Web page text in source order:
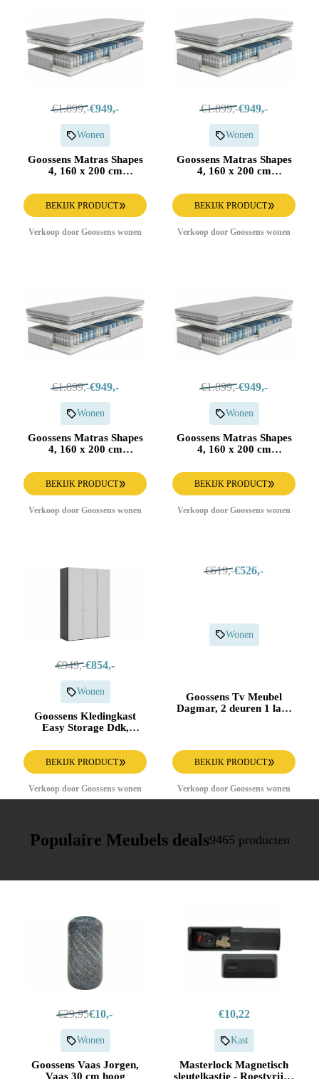
€1.899,-€949,-
Wonen
Goossens Matras Shapes
4, 160 x 200 cm
BEKIJK PRODUCT
Verkoop door Goossens wonen
€1.899,-€949,-
Wonen
Goossens Matras Shapes
4, 160 x 200 cm
BEKIJK PRODUCT
Verkoop door Goossens wonen
€1.899,-€949,-
Wonen
Goossens Matras Shapes
4, 160 x 200 cm
BEKIJK PRODUCT
Verkoop door Goossens wonen
€1.899,-€949,-
Wonen
Goossens Matras Shapes
4, 160 x 200 cm
BEKIJK PRODUCT
Verkoop door Goossens wonen
€949,-€854,-
Wonen
Goossens Kledingkast
Easy Storage Ddk,
breed, 220 cm hoog, 3x
glas draaideur
BEKIJK PRODUCT
Verkoop door Goossens wonen
€619,-€526,-
Wonen
Goossens Tv Meubel
Dagmar, 2 deuren 1 lade
BEKIJK PRODUCT
Verkoop door Goossens wonen
Populaire Meubels deals9465 producten
€29,95€10,-
Wonen
Goossens Vaas Jorgen,
Vaas 30 cm hoog
€10,22
Kast
Masterlock Magnetisch
sleutelkastje - Roestvrije -